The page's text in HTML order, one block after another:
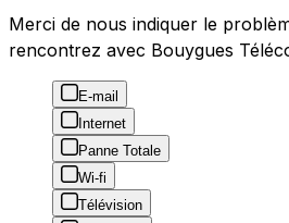
Merci de nous indiquer le
rencontrez avec Bouygues
E-mail
Internet
Panne Totale
Wi-fi
Télévision